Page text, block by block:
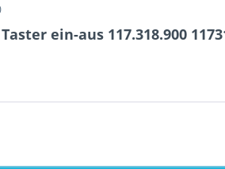
ein-aus 117.318.900